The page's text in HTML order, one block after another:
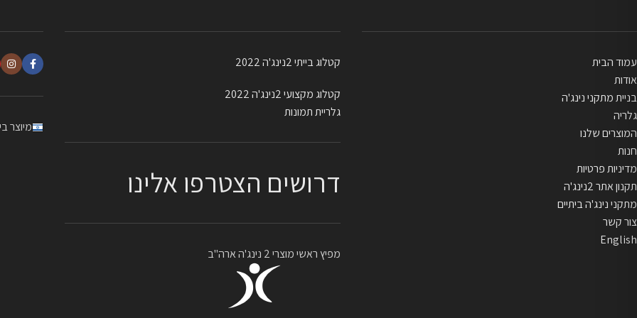
עמוד הבית
אודות
בניית מתקני נינג'ה
גלריה
המוצרים שלנו
חנות
מדיניות פרטיות
תקנון אתר 2נינג'ה
מתקני נינג'ה ביתיים
צור קשר
English
קטלוג בייתי 2נינג'ה 2022
קטלוג מקצועי 2נינג'ה 2022
גלריית תמונות
דרושים הצטרפו אלינו
מפיץ ראשי מוצרי 2 נינג'ה ארה"ב
מיוצר